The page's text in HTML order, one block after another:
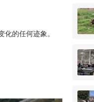
的任何迹象。